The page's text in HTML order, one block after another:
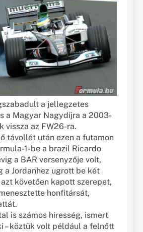
a jellegzetes
a Magyar Nagydíjra a 2003-
vissza az FW26-ra.
távollét után ezen a futamon
1-be a brazil Ricardo
a BAR versenyzője volt,
a Jordanhez ugrott be két
követően kapott szerepet,
honfitársát,
is számos híresség, ismert
– köztük volt például a felnőtt